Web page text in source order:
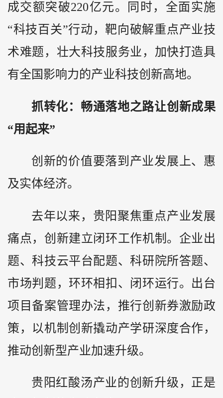
成交额突破220亿元。同时，全面实施
“科技百关”行动，靶向破解重点产业技
术难题，壮大科技服务业，加快打造具
有全国影响力的产业科技创新高地。
抓转化：畅通落地之路让创新成果
“用起来”
创新的价值要落到产业发展上、惠
及实体经济。
去年以来，贵阳聚焦重点产业发展
痛点，创新建立闭环工作机制。企业出
题、科技云平台配题、科研院所答题、
市场判题，环环相扣、闭环运行。出台
项目备案管理办法，推行创新券激励政
策，以机制创新撬动产学研深度合作，
推动创新型产业加速升级。
贵阳红酸汤产业的创新升级，正是